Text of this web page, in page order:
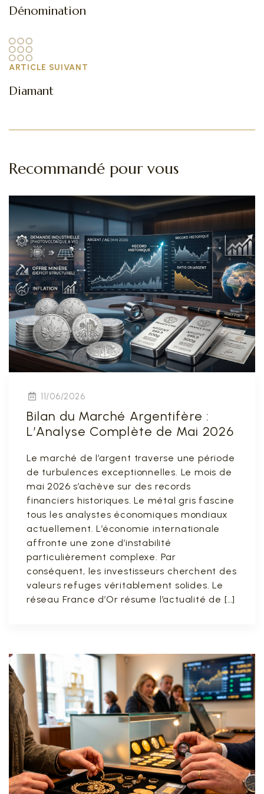
Dénomination
ARTICLE SUIVANT
Diamant
Recommandé pour vous
11/06/2026
Bilan du Marché Argentifère :
L’Analyse Complète de Mai 2026
Le marché de l’argent traverse une période
de turbulences exceptionnelles. Le mois de
mai 2026 s’achève sur des records
financiers historiques. Le métal gris fascine
tous les analystes économiques mondiaux
actuellement. L’économie internationale
affronte une zone d’instabilité
particulièrement complexe. Par
conséquent, les investisseurs cherchent des
valeurs refuges véritablement solides. Le
réseau France d’Or résume l’actualité de […]